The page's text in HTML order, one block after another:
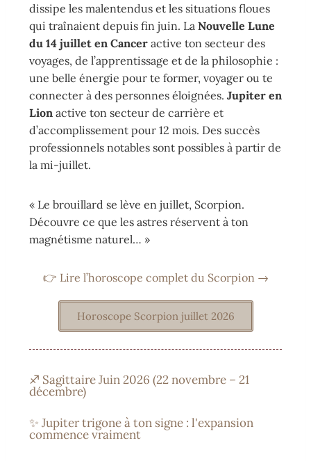
dissipe les malentendus et les situations floues
qui traînaient depuis fin juin. La Nouvelle Lune
du 14 juillet en Cancer active ton secteur des
voyages, de l’apprentissage et de la philosophie :
une belle énergie pour te former, voyager ou te
connecter à des personnes éloignées. Jupiter en
Lion active ton secteur de carrière et
d’accomplissement pour 12 mois. Des succès
professionnels notables sont possibles à partir de
la mi-juillet.
« Le brouillard se lève en juillet, Scorpion.
Découvre ce que les astres réservent à ton
magnétisme naturel… »
👉 Lire l’horoscope complet du Scorpion →
Horoscope Scorpion juillet 2026
♐ Sagittaire Juin 2026 (22 novembre – 21
décembre)
✨ Jupiter trigone à ton signe : l'expansion
commence vraiment